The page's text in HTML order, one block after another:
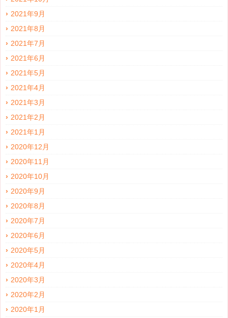
2021年9月
2021年8月
2021年7月
2021年6月
2021年5月
2021年4月
2021年3月
2021年2月
2021年1月
2020年12月
2020年11月
2020年10月
2020年9月
2020年8月
2020年7月
2020年6月
2020年5月
2020年4月
2020年3月
2020年2月
2020年1月